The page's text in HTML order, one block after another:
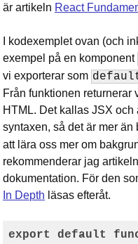
är artikeln React
I kodexemplet ovan (och
exempel på en komponent
vi exporterar som
Från funktionen returnerar
HTML. Det kallas JSX
syntaxen, så det är mer än
att lära oss mer om
rekommenderar jag artikeln
dokumentation. För den
In Depth läsas efteråt.
export default